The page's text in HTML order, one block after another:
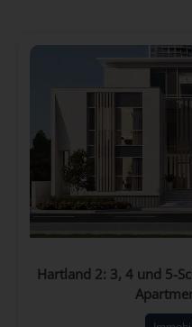
Hartland 2: 3, 4 und 5-